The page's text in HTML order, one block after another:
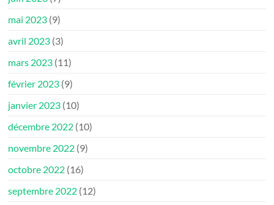
mai 2023 (9)
avril 2023 (3)
mars 2023 (11)
février 2023 (9)
janvier 2023 (10)
décembre 2022 (10)
novembre 2022 (9)
octobre 2022 (16)
septembre 2022 (12)